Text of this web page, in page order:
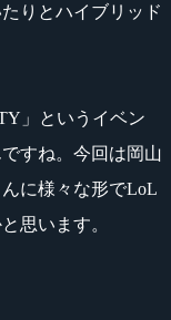
りとハイブリッド
」というイベン
すね。今回は岡山
に様々な形でLoL
思います。